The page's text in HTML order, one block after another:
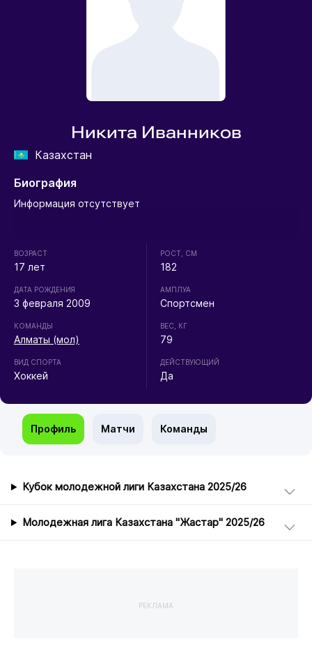
Никита Иванников
Казахстан
Биография
Информация отсутствует
ВОЗРАСТ
17 лет
ДАТА РОЖДЕНИЯ
3 февраля 2009
КОМАНДЫ
Алматы (мол)
ВИД СПОРТА
Хоккей
РОСТ, СМ
182
АМПЛУА
Спортсмен
ВЕС, КГ
79
ДЕЙСТВУЮЩИЙ
Да
Профиль Матчи Команды
Кубок молодежной лиги Казахстана 2025/26
Молодежная лига Казахстана "Жастар" 2025/26
РЕКЛАМА